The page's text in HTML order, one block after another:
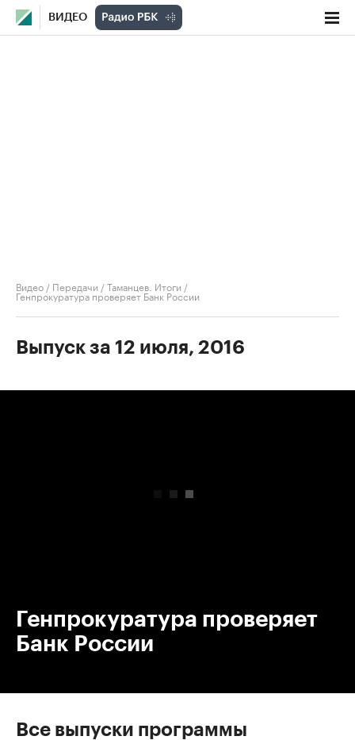
ВИДЕО
Видео / Передачи /Таманцев. Итоги /
Генпрокуратура проверяет Банк России
Выпуск за 12 июля, 2016
Генпрокуратура проверяет
Банк России
Все выпуски программы